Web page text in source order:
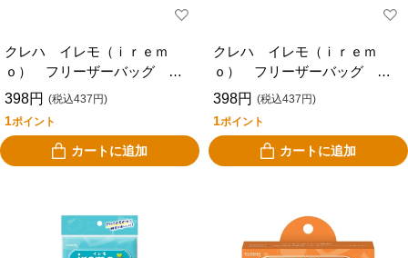
クレハ イレモ（ｉｒｅｍ
ｏ） フリーザーバッグ
Ｍ １６枚入り
398円 (税込437円)
1ポイント
カートに追加
クレハ イレモ（ｉｒｅｍ
ｏ） フリーザーバッグ
Ｌ １０枚いり
398円 (税込437円)
1ポイント
カートに追加